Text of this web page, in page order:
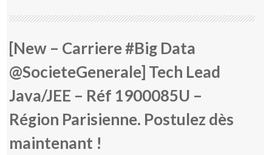
[New – Carriere #Big Data
@SocieteGenerale] Tech Lead
Java/JEE – Réf 1900085U –
Région Parisienne. Postulez dès
maintenant !